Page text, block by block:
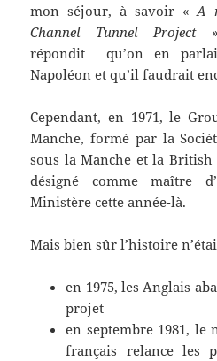
mon séjour, à savoir «A
Channel Tunnel Project
répondit qu’on en
Napoléon et qu’il faudrait
Cependant, en 1971, le
Manche, formé par la
sous la Manche et la
désigné comme maître
Ministère cette année-là.
Mais bien sûr l’histoire
en 1975, les Anglais
projet
en septembre 1981, le
français relance les